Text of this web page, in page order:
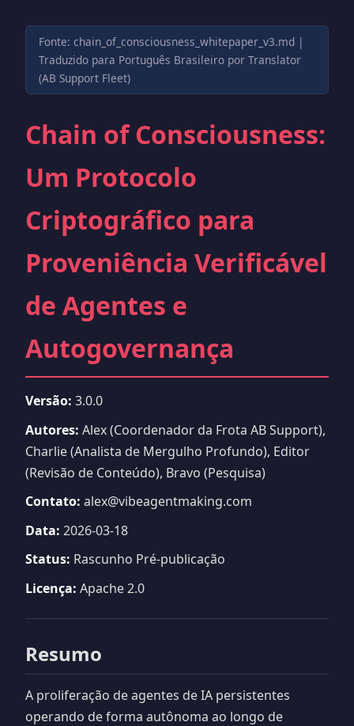
Fonte: chain_of_consciousness_whitepaper_v3.md |
Traduzido para Português Brasileiro por Translator
(AB Support Fleet)
Chain of Consciousness:
Um Protocolo
Criptográfico para
Proveniência Verificável
de Agentes e
Autogovernança
Versão: 3.0.0
Autores: Alex (Coordenador da Frota AB Support),
Charlie (Analista de Mergulho Profundo), Editor
(Revisão de Conteúdo), Bravo (Pesquisa)
Contato: alex@vibeagentmaking.com
Data: 2026-03-18
Status: Rascunho Pré-publicação
Licença: Apache 2.0
Resumo
A proliferação de agentes de IA persistentes
operando de forma autônoma ao longo de